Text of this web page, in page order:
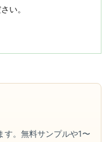
い。
す。無料サンプルや1〜